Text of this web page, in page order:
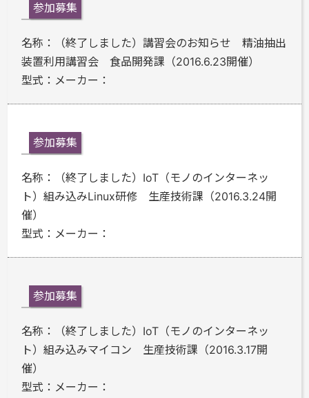
参加募集
名称：
（終了しました）講習会のお知らせ 精油抽出
装置利用講習会 食品開発課（2016.6.23開催）
型式： メーカー：
参加募集
名称：
（終了しました）IoT（モノのインターネッ
ト）組み込みLinux研修 生産技術課（2016.3.24開
催）
型式： メーカー：
参加募集
名称：
（終了しました）IoT（モノのインターネッ
ト）組み込みマイコン 生産技術課（2016.3.17開
催）
型式： メーカー：